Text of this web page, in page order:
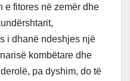
e fitores në zemër dhe
i dhanë ndeshjes një
kombëtare dhe
pa dyshim, do të